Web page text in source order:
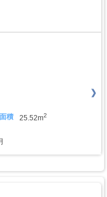
面積 25.52m2